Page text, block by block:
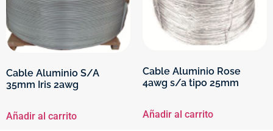
Cable Aluminio S/A
35mm Iris 2awg
Añadir al carrito
Cable Aluminio Rose
4awg s/a tipo 25mm
Añadir al carrito